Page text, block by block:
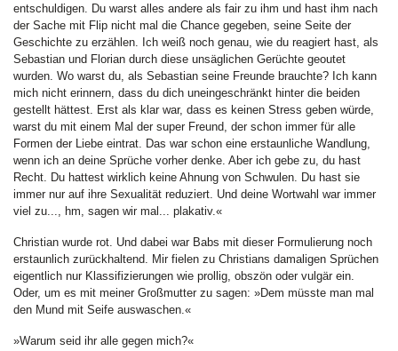
entschuldigen. Du warst alles andere als fair zu ihm und hast ihm nach
der Sache mit Flip nicht mal die Chance gegeben, seine Seite der
Geschichte zu erzählen. Ich weiß noch genau, wie du reagiert hast, als
Sebastian und Florian durch diese unsäglichen Gerüchte geoutet
wurden. Wo warst du, als Sebastian seine Freunde brauchte? Ich kann
mich nicht erinnern, dass du dich uneingeschränkt hinter die beiden
gestellt hättest. Erst als klar war, dass es keinen Stress geben würde,
warst du mit einem Mal der super Freund, der schon immer für alle
Formen der Liebe eintrat. Das war schon eine erstaunliche Wandlung,
wenn ich an deine Sprüche vorher denke. Aber ich gebe zu, du hast
Recht. Du hattest wirklich keine Ahnung von Schwulen. Du hast sie
immer nur auf ihre Sexualität reduziert. Und deine Wortwahl war immer
viel zu..., hm, sagen wir mal... plakativ.«
Christian wurde rot. Und dabei war Babs mit dieser Formulierung noch
erstaunlich zurückhaltend. Mir fielen zu Christians damaligen Sprüchen
eigentlich nur Klassifizierungen wie prollig, obszön oder vulgär ein.
Oder, um es mit meiner Großmutter zu sagen: »Dem müsste man mal
den Mund mit Seife auswaschen.«
»Warum seid ihr alle gegen mich?«